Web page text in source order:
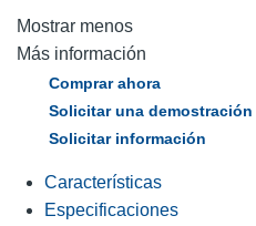
Mostrar menos
Más información
Comprar ahora
Solicitar una demostración
Solicitar información
Características
Especificaciones